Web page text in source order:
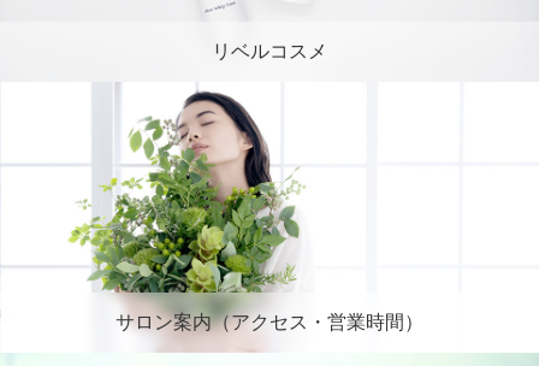
リベルコスメ
サロン案内（アクセス・営業時間）